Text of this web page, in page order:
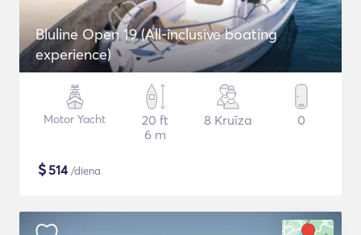
Bluline Open 19 (All-inclusive boating
experience)
Motor Yacht
20 ft
6 m
8 Kruīza 0
$514/diena